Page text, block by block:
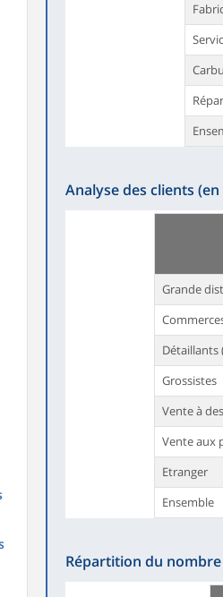
Analyse des clients
Grande
Détaillants
Grossistes
Vente à
Vente aux
Etranger
Ensemble
Répartition du